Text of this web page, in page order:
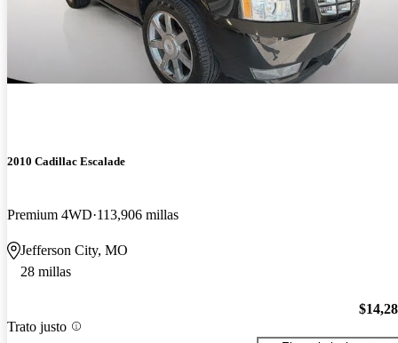
2010 Cadillac Escalade
Premium 4WD 113,906 millas
Jefferson City, MO
28 millas
Trato justo